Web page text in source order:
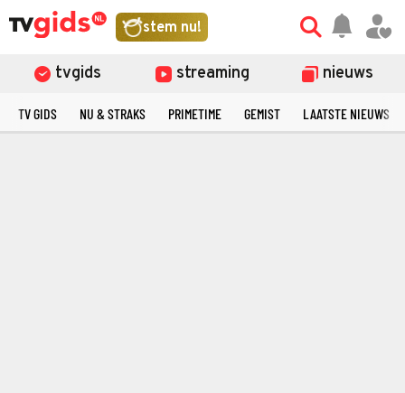
stem nu!
tvgids streaming nieuws
TV GIDS NU & STRAKS PRIMETIME GEMIST LAATSTE NIEUWS